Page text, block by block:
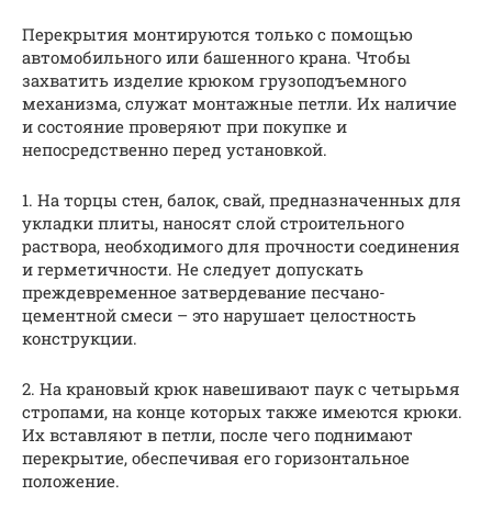
Перекрытия монтируются только с помощью
автомобильного или башенного крана. Чтобы
захватить изделие крюком грузоподъемного
механизма, служат монтажные петли. Их наличие
и состояние проверяют при покупке и
непосредственно перед установкой.
1. На торцы стен, балок, свай, предназначенных для
укладки плиты, наносят слой строительного
раствора, необходимого для прочности соединения
и герметичности. Не следует допускать
преждевременное затвердевание песчано-
цементной смеси – это нарушает целостность
конструкции.
2. На крановый крюк навешивают паук с четырьмя
стропами, на конце которых также имеются крюки.
Их вставляют в петли, после чего поднимают
перекрытие, обеспечивая его горизонтальное
положение.